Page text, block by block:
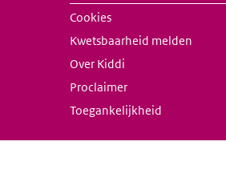
Cookies
Kwetsbaarheid melden
Over Kiddi
Proclaimer
Toegankelijkheid